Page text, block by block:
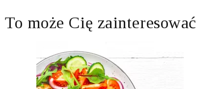
To może Cię zainteresować